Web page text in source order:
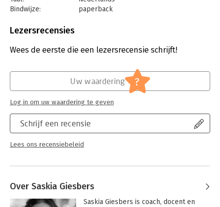
Bindwijze:
paperback
Uitgever:
Verschijningsdatum:
15-9-2022
IT-management / ICT
Lezersrecensies
Wees de eerste die een lezersrecensie schrijft!
Schrijf een recensie
Lees ons recensiebeleid
Uw waardering ?
Log in om uw waardering te geven
Over Saskia Giesbers
Saskia Giesbers is coach, docent en